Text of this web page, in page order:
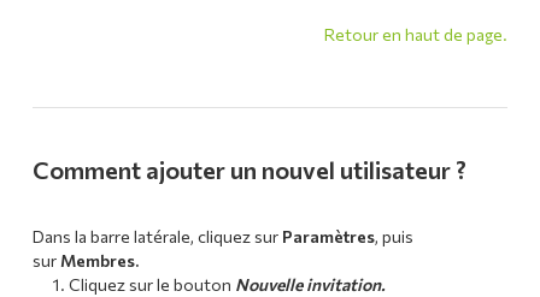
Retour en haut de page.
Comment ajouter un nouvel utilisateur ?
Dans la barre latérale, cliquez sur Paramètres, puis
surMembres.
Cliquez sur le bouton Nouvelle invitation.